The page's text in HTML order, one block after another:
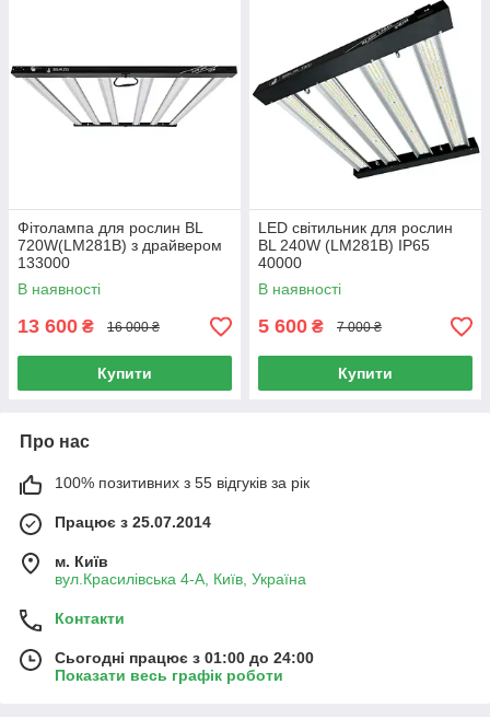
Фітолампа для рослин BL
720W(LM281B) з драйвером
133000
В наявності
13 600 ₴ 16 000 ₴
Купити
LED світильник для рослин
BL 240W (LM281B) IP65
40000
В наявності
5 600 ₴ 7 000 ₴
Купити
Про нас
100% позитивних з 55 відгуків за рік
Працює з 25.07.2014
м. Київ
вул.Красилівська 4-А, Київ, Україна
Контакти
Сьогодні працює з 01:00 до 24:00
Показати весь графік роботи